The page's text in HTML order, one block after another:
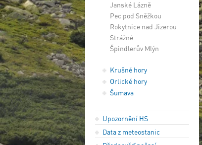
Janské Lázně
Pec pod Sněžkou
Rokytnice nad Jizerou
Strážné
Špindlerův Mlýn
Krušné hory
Orlické hory
Šumava
Upozornění HS
Data z meteostanic